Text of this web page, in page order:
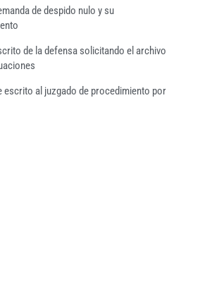
de despido nulo y su
de la defensa solicitando el archivo
escrito al juzgado de procedimiento por